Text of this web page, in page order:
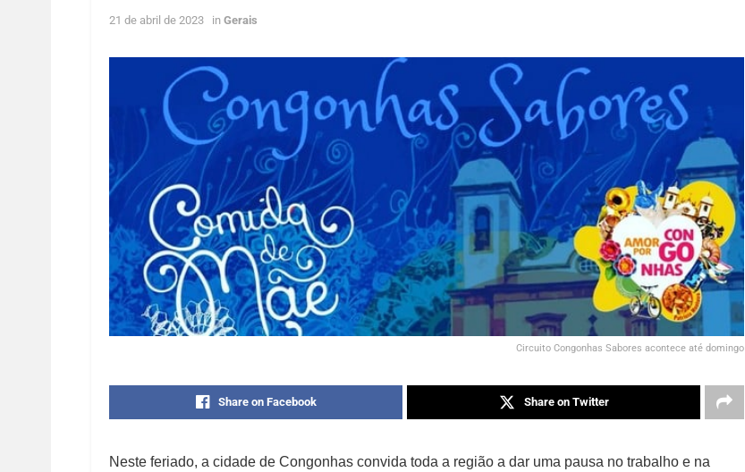
21 de abril de 2023 in Gerais
Circuito Congonhas Sabores acontece até domingo
Share on Facebook Share on Twitter
Neste feriado, a cidade de Congonhas convida toda a região a dar uma pausa no trabalho e na